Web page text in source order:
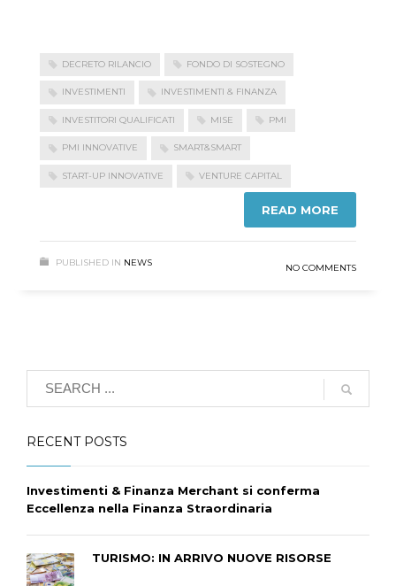
DECRETO RILANCIO FONDO DI SOSTEGNO
INVESTIMENTI INVESTIMENTI & FINANZA
INVESTITORI QUALIFICATI MISE PMI
PMI INNOVATIVE SMART&SMART
START-UP INNOVATIVE VENTURE CAPITAL
READ MORE
PUBLISHED IN NEWS NO COMMENTS
RECENT POSTS
Investimenti & Finanza Merchant si conferma
Eccellenza nella Finanza Straordinaria
TURISMO: IN ARRIVO NUOVE RISORSE